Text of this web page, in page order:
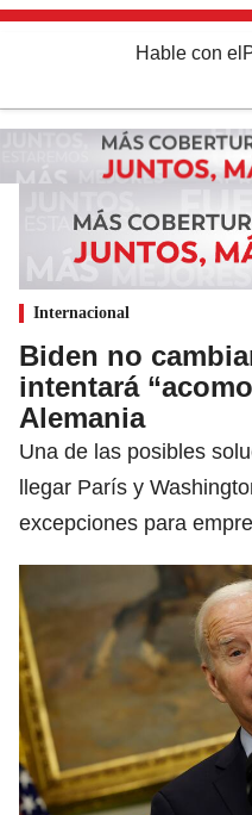
Hable con el
Internacional
Biden no
intentará
Alemania
Una de las posibles
llegar París y
excepciones para